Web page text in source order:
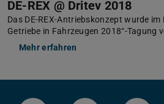
DE-REX @ Dritev 2018
Das DE-REX-Antriebskonzept wurde im
Getriebe in Fahrzeugen 2018“-Tagung
Mehr erfahren